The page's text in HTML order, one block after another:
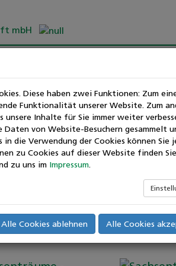
mbH
Spur
vertieft die Liebe. Er
Erlebnisse und stärkt
Bindungskultur. Welche
hat, das verrraten
Lößnitzgrundbahn erfahren.
schöne Stunden mit Familie
Diese haben zwei Funktionen: Zum
Funktionalität unserer Website. Zum
Inhalte für Sie immer weiter
von Website-Besuchern gesammelt
in die Verwendung der Cookies können Sie
zu Cookies auf dieser Website finden
zu uns im Impressum
Alle Cookies ablehnen Alle Cookies